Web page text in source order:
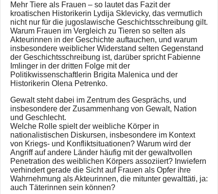
Mehr Tiere als Frauen – so lautet das Fazit der
kroatischen Historikerin Lydija Sklevicky, das vermutlich
nicht nur für die jugoslawische Geschichtsschreibung gilt.
Warum Frauen im Vergleich zu Tieren so selten als
Akteurinnen in der Geschichte auftauchen, und warum
insbesondere weiblicher Widerstand selten Gegenstand
der Geschichtsschreibung ist, darüber spricht Fabienne
Imlinger in der dritten Folge mit der
Politikwissenschaftlerin Brigita Malenica und der
Historikerin Olena Petrenko.
Gewalt steht dabei im Zentrum des Gesprächs, und
insbesondere der Zusammenhang von Gewalt, Nation
und Geschlecht.
Welche Rolle spielt der weibliche Körper in
nationalistischen Diskursen, insbesondere im Kontext
von Kriegs- und Konfliktsituationen? Warum wird der
Angriff auf andere Länder häufig mit der gewaltvollen
Penetration des weiblichen Körpers assoziiert? Inwiefern
verhindert gerade die Sicht auf Frauen als Opfer ihre
Wahrnehmung als Akteurinnen, die mitunter gewalttäti, ja:
auch Täterinnen sein können?